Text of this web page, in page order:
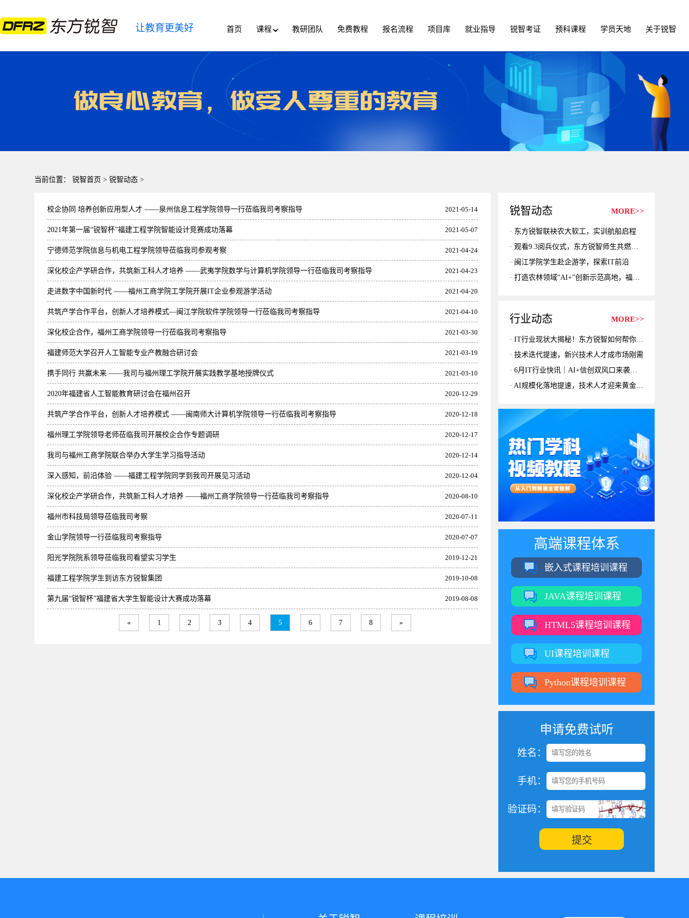
让教育更美好 首页 课程› 教研团队 免费教程 报名流程 项目库 就业指导 锐智考证 预科课程 学员天地 关于锐智
当前位置： 锐智首页 > 锐智动态 >
校企协同 培养创新应用型人才 ——泉州信息工程学院领导一行莅临我司考察指导 2021-05-14
2021年第一届“锐智杯”福建工程学院智能设计竞赛成功落幕 2021-05-07
宁德师范学院信息与机电工程学院领导莅临我司参观考察 2021-04-24
深化校企产学研合作，共筑新工科人才培养 ——武夷学院数学与计算机学院领导一行莅临我司考察指导 2021-04-23
走进数字中国新时代 ——福州工商学院工学院开展IT企业参观游学活动 2021-04-20
共筑产学合作平台，创新人才培养模式—闽江学院软件学院领导一行莅临我司考察指导 2021-04-10
深化校企合作，福州工商学院领导一行莅临我司考察指导 2021-03-30
福建师范大学召开人工智能专业产教融合研讨会 2021-03-19
携手同行 共赢未来 ——我司与福州理工学院开展实践教学基地授牌仪式 2021-03-10
2020年福建省人工智能教育研讨会在福州召开 2020-12-29
共筑产学合作平台，创新人才培养模式 ——闽南师大计算机学院领导一行莅临我司考察指导 2020-12-18
福州理工学院领导老师莅临我司开展校企合作专题调研 2020-12-17
我司与福州工商学院联合举办大学生学习指导活动 2020-12-14
深入感知，前沿体验 ——福建工程学院同学到我司开展见习活动 2020-12-04
深化校企产学研合作，共筑新工科人才培养 ——福州工商学院领导一行莅临我司考察指导 2020-08-10
福州市科技局领导莅临我司考察 2020-07-11
金山学院领导一行莅临我司考察指导 2020-07-07
阳光学院院系领导莅临我司看望实习学生 2019-12-21
福建工程学院学生到访东方锐智集团 2019-10-08
第九届“锐智杯”福建省大学生智能设计大赛成功落幕 2019-08-08
« 1 2 3 4 5 6 7 8 »
锐智动态 MORE>>
东方锐智联袂农大软工，实训航船启程
观看9.3阅兵仪式，东方锐智师生共燃家国情
闽江学院学生赴企游学，探索IT前沿
打造农林领域“AI+”创新示范高地，福建农林大学农林人工智能研究院揭牌仪式暨农林人工智能学术研讨会举行
行业动态 MORE>>
IT行业现状大揭秘！东方锐智如何帮你抓住“嵌入式+AIoT”风口？
技术迭代提速，新兴技术人才成市场刚需
6月IT行业快讯｜AI+信创双风口来袭！当下热门就业岗位一览
AI规模化落地提速，技术人才迎来黄金机遇期
高端课程体系
嵌入式课程培训课程
JAVA课程培训课程
HTML5课程培训课程
UI课程培训课程
Python课程培训课程
申请免费试听
姓名：
手机：
验证码：